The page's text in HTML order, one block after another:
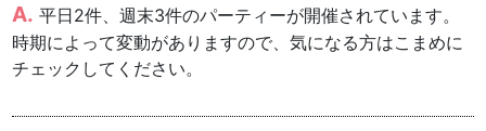
平日2件、週末3件のパーティーが開催されています。
時期によって変動がありますので、気になる方はこまめに
チェックしてください。